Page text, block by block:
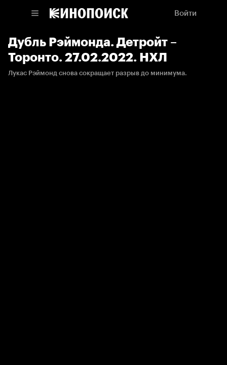
Войти
Дубль Рэймонда. Детройт –
Торонто. 27.02.2022. НХЛ
Лукас Рэймонд снова сокращает разрыв до минимума.